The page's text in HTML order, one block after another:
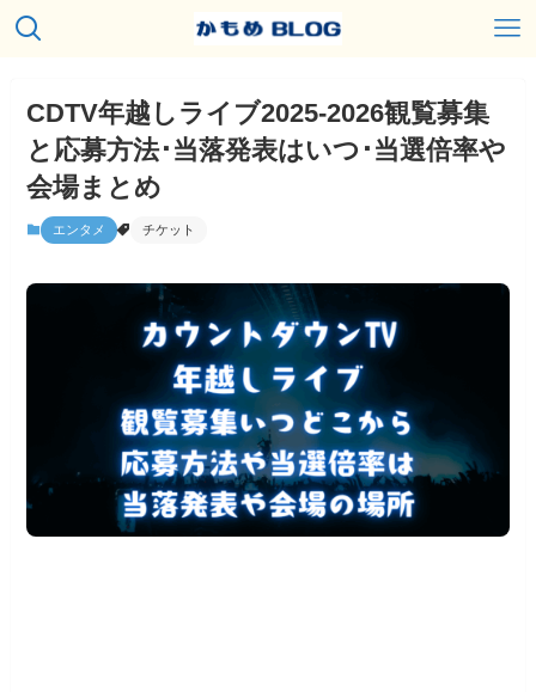
CDTV年越しライブ2025-2026観覧募集
と応募方法･当落発表はいつ･当選倍率や
会場まとめ
エンタメ チケット